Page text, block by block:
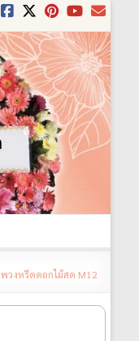
พวงหรีดดอกไม้สด M12